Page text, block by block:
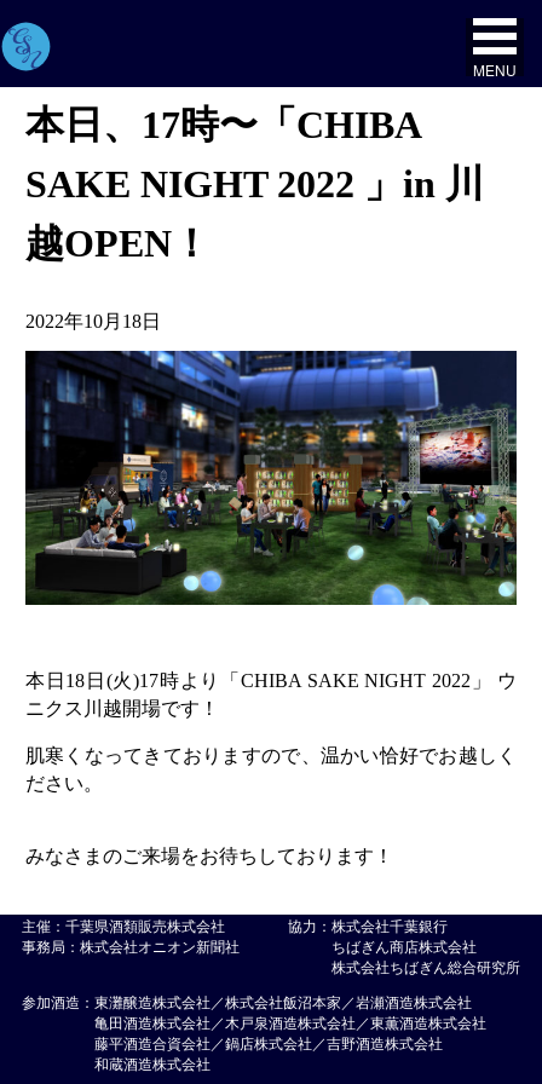
MENU
本日、17時〜「CHIBA
SAKE NIGHT 2022 」in 川
越OPEN！
2022年10月18日
本日18日(火)17時より「CHIBA SAKE NIGHT 2022」 ウ
ニクス川越開場です！
肌寒くなってきておりますので、温かい恰好でお越しく
ださい。
みなさまのご来場をお待ちしております！
主催：千葉県酒類販売株式会社
事務局：株式会社オニオン新聞社
協力：株式会社千葉銀行
ちばぎん商店株式会社
株式会社ちばぎん総合研究所
参加酒造： 東灘醸造株式会社／株式会社飯沼本家 ／岩瀬酒造株式会社
亀田酒造株式会社 ／木戸泉酒造株式会社／東薫酒造株式会社
藤平酒造合資会社／鍋店株式会社 ／吉野酒造株式会社
和蔵酒造株式会社